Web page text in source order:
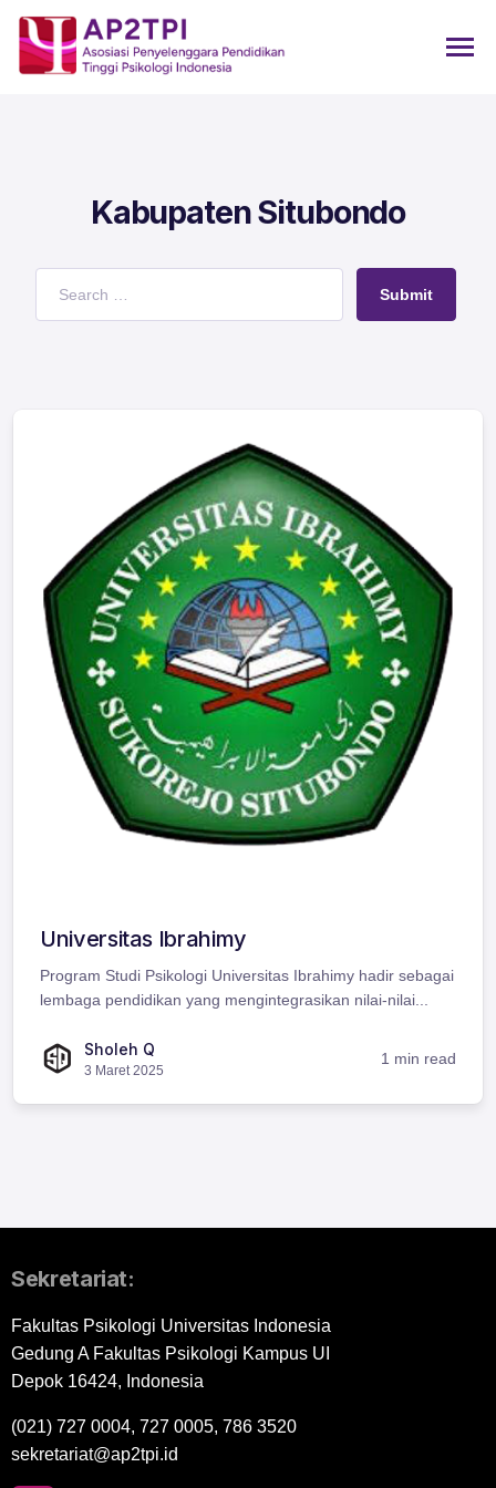
Kabupaten Situbondo
Submit
Universitas Ibrahimy
Program Studi Psikologi Universitas Ibrahimy hadir sebagai
lembaga pendidikan yang mengintegrasikan nilai-nilai...
Sholeh Q
3 Maret 2025
1 min read
Sekretariat:
Fakultas Psikologi Universitas Indonesia
Gedung A Fakultas Psikologi Kampus UI
Depok 16424, Indonesia
(021) 727 0004, 727 0005, 786 3520
sekretariat@ap2tpi.id